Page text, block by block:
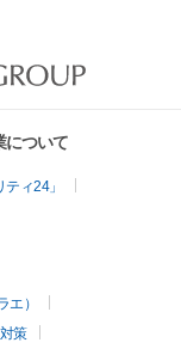
について
ィ24」
エ）
策